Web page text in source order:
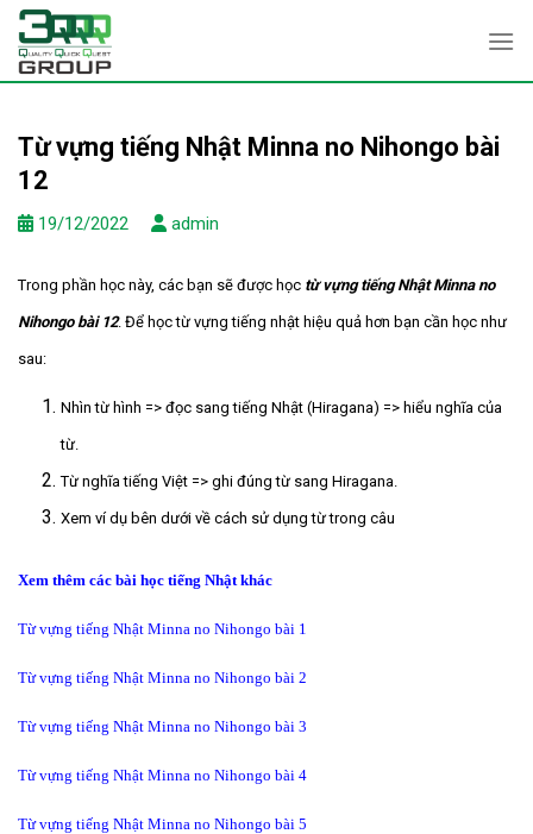
Skip
content
Từ vựng tiếng Nhật Minna no Nihongo bài
12
19/12/2022 admin
Trong phần học này, các bạn sẽ được học từ vựng tiếng NhậtMinna no
Nihongo bài 12. Để học từ vựng tiếng nhật hiệu quả hơn bạn cần học như
sau:
Nhìn từ hình => đọc sang tiếng Nhật (Hiragana) => hiểu nghĩa của
từ.
Từ nghĩa tiếng Việt => ghi đúng từ sang Hiragana.
Xem ví dụ bên dưới về cách sử dụng từ trong câu
Xem thêm các bài học tiếng Nhật khác
Từ vựng tiếng Nhật Minna no Nihongo bài 1
Từ vựng tiếng Nhật Minna no Nihongo bài 2
Từ vựng tiếng Nhật Minna no Nihongo bài 3
Từ vựng tiếng Nhật Minna no Nihongo bài 4
Từ vựng tiếng Nhật Minna no Nihongo bài 5